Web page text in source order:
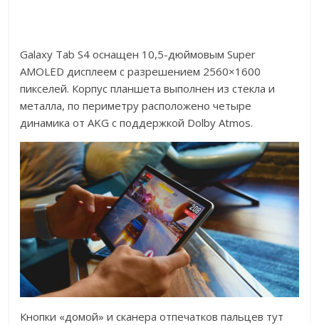
Galaxy Tab S4 оснащен 10,5-дюймовым Super
AMOLED дисплеем с разрешением 2560×1600
пикселей. Корпус планшета выполнен из стекла и
металла, по периметру расположено четыре
динамика от AKG с поддержкой Dolby Atmos.
Кнопки «домой» и сканера отпечатков пальцев тут